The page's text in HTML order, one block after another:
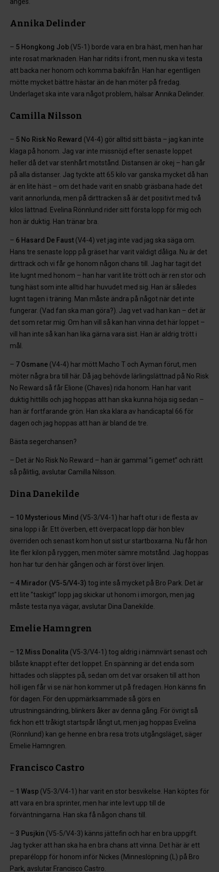
anges.
Annika Delinder
– 5 Hongkong Job (V5-1) borde vara en bra häst, men han har
inte rosat marknaden. Han har ridits i front, men nu ska vi testa
att backa ner honom och komma bakifrån. Han har egentligen
mötte mycket bättre hästar än de han möter på fredag.
Underlaget ska inte vara något problem, hälsar Annika Delinder.
Camilla Nilsson
– 5 No Risk No Reward (V4-4) gör alltid sitt bästa – jag kan inte
klaga på honom. Jag var inte missnöjd efter senaste loppet
heller då det var stenhårt motstånd. Distansen är okej – han går
på alla distanser. Jag tyckte att 65 kilo var ganska mycket då han
är en lite häst – om det hade varit en snabb gräsbana hade det
varit annorlunda, men på dirttracken så är det positivt med två
kilos lättnad. Evelina Rönnlund rider sitt första lopp för mig och
hon är duktig. Han tränar bra.
– 6 Hasard De Faust (V4-4) vet jag inte vad jag ska säga om.
Hans tre senaste lopp på gräset har varit väldigt dåliga. Nu är det
dirttrack och vi får ge honom någon chans till. Jag har tagit det
lite lugnt med honom – han har varit lite trött och är ren stor och
tung häst som inte alltid har huvudet med sig. Han är således
lugnt tagen i träning. Man måste ändra på något när det inte
fungerar. (Vad fan ska man göra?). Jag vet vad han kan – det är
det som retar mig. Om han vill så kan han vinna det här loppet –
vill han inte så kan han lika gärna vara sist. Han är aldrig trött i
mål.
– 7 Osmane (V4-4) har mött Macho T och Ayman förut, men
möter några bra till här. Då jag behövde lärlingslättnad på No Risk
No Reward så får Elione (Chaves) rida honom. Han har varit
duktig hittills och jag hoppas att han ska kunna höja sig sedan –
han är fortfarande grön. Han ska klara av handicaptal 66 för
dagen och jag hoppas att han är bland de tre.
Bästa segerchansen?
– Det är No Risk No Reward – han är gammal ”i gemet” och rätt
så pålitlig, avslutar Camilla Nilsson.
Dina Danekilde
– 10 Mysterious Mind (V5-3/V4-1) har haft otur i de flesta av
sina lopp i år. Ett överben, ett överpacat lopp där hon blev
överriden och senast kom hon ut sist ur startboxarna. Nu får hon
lite fler kilon på ryggen, men möter sämre motstånd. Jag hoppas
hon har tur den här gången och är först över linjen.
– 4 Mirador (V5-5/V4-3) tog inte så mycket på Bro Park. Det är
ett lite ”taskigt” lopp jag skickar ut honom i imorgon, men jag
måste testa nya vägar, avslutar Dina Danekilde.
Emelie Hamngren
– 12 Miss Donalita (V5-3/V4-1) tog aldrig i nämnvärt senast och
blåste knappt efter det loppet. En spänning är det enda som
hittades och släpptes på, sedan om det var orsaken till att hon
höll igen får vi se när hon kommer ut på fredagen. Hon känns fin
för dagen. För den uppmärksammade så görs en
utrustningsändring, blinkers åker av denna gång. För övrigt så
fick hon ett tråkigt startspår långt ut, men jag hoppas Evelina
(Rönnlund) kan ge henne en bra resa trots utgångsläget, säger
Emelie Hamngren.
Francisco Castro
– 1 Wasp (V5-3/V4-1) har varit en stor besvikelse. Han köptes för
att vara en bra sprinter, men har inte levt upp till de
förväntningarna. Han ska få någon chans till.
– 3 Pusjkin (V5-5/V4-3) känns jättefin och har en bra uppgift.
Jag tycker att han ska ha en bra chans att vinna. Det här är ett
preparélopp för honom inför Nickes (Minneslöpning (L) på Bro
Park, avslutar Francisco Castro.